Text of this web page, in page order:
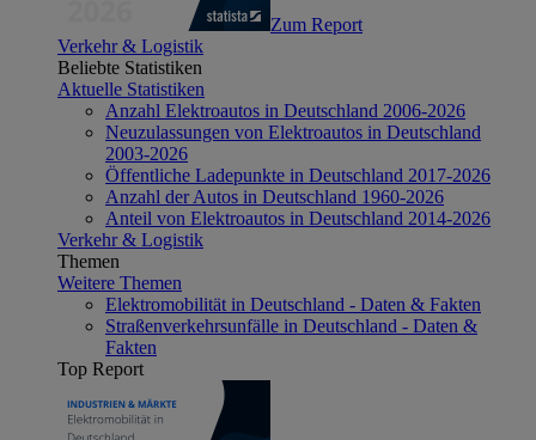
Zum Report
Verkehr & Logistik
Beliebte Statistiken
Aktuelle Statistiken
Anzahl Elektroautos in Deutschland 2006-2026
Neuzulassungen von Elektroautos in Deutschland
2003-2026
Öffentliche Ladepunkte in Deutschland 2017-2026
Anzahl der Autos in Deutschland 1960-2026
Anteil von Elektroautos in Deutschland 2014-2026
Verkehr & Logistik
Themen
Weitere Themen
Elektromobilität in Deutschland - Daten & Fakten
Straßenverkehrsunfälle in Deutschland - Daten &
Fakten
Top Report